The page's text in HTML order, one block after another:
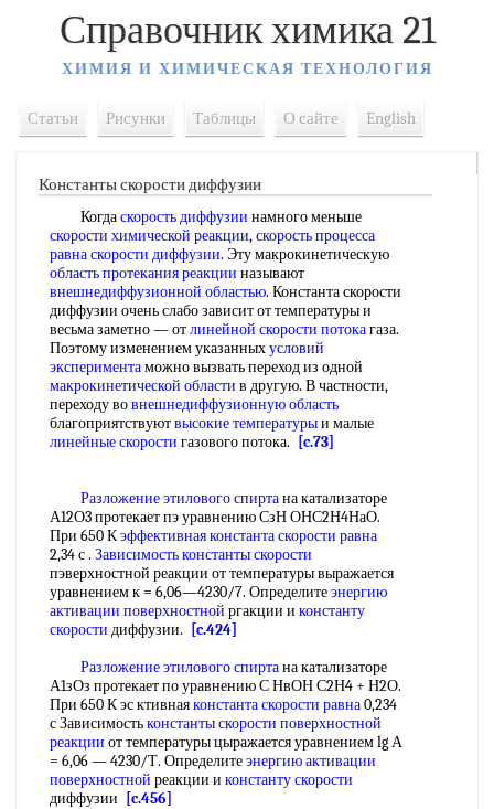
Справочник химика 21
ХИМИЯ И ХИМИЧЕСКАЯ ТЕХНОЛОГИЯ
Статьи Рисунки Таблицы О сайте English
Константы скорости диффузии
Когдаскорость диффузии намного меньше
скорости химической реакции,скорость процесса
равнаскорости диффузии. Эту макрокинетическую
область протекания реакции называют
внешнедиффузионной областью. Константа скорости
диффузии очень слабо зависит от температуры и
весьма заметно — отлинейной скорости потокагаза.
Поэтому изменением указанныхусловий
экспериментаможно вызвать переход из одной
макрокинетической области в другую. В частности,
переходу вовнешнедиффузионную область
благоприятствуютвысокие температурыи малые
линейные скорости газового потока. [c.73]
Разложение этилового спиртана катализаторе
А12О3 протекает пэ уравнению СзН ОНС2Н4НаО.
При 650 Кэффективная константа скорости равна
2,34 с . Зависимость константы скорости
пэверхностной реакции от температуры выражается
уравнением к = 6,06—4230/7. Определитеэнергию
активации поверхностной ргакции и константу
скорости диффузии.
[c.424]
Разложение этилового спиртана катализаторе
А1зОз протекает по уравнению С НвОН С2Н4 + Н2О.
При 650 К эс ктивнаяконстанта скорости равна0,234
с Зависимостьконстанты скорости поверхностной
реакции от температуры цыражается уравнением lg А
= 6,06 — 4230/Т. Определитеэнергию активации
поверхностной реакции и константу скорости
диффузии
[c.456]